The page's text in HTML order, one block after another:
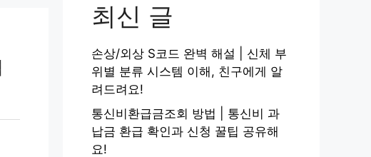
최신 글
손상/외상 S코드 완벽 해설 | 신체 부
위별 분류 시스템 이해, 친구에게 알
려드려요!
통신비환급금조회 방법 | 통신비 과
납금 환급 확인과 신청 꿀팁 공유해
요!